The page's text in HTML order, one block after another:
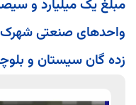
مبلغ یک میلیارد و
واحد‌های صنعتی
زده گان سیستان و